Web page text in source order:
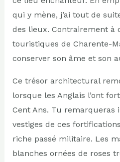
qui y mène, j’ai tout de
des lieux. Contrairement à
touristiques de Charente-
conserver son âme et son
Ce trésor architectural
lorsque les Anglais l’ont
Cent Ans. Tu remarqueras
vestiges de ces
riche passé militaire. Les
blanches ornées de roses